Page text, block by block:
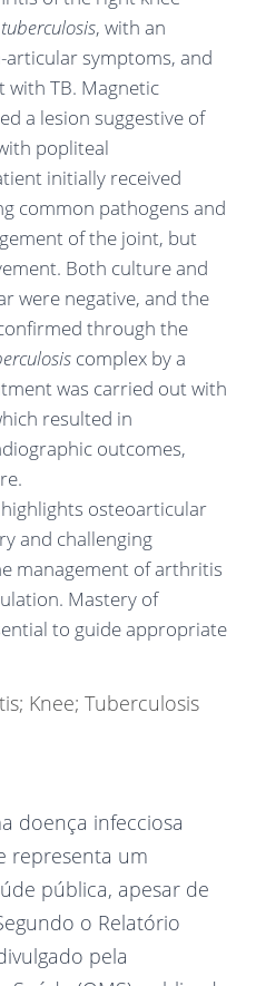
, with an
symptoms, and
TB. Magnetic
a lesion suggestive of
popliteal
initially received
common pathogens and
of the joint, but
Both culture and
were negative, and the
through the
complex by a
was carried out with
resulted in
outcomes,
highlights osteoarticular
and challenging
management of arthritis
Mastery of
to guide appropriate
Knee; Tuberculosis
doença infecciosa
representa um
pública, apesar de
o Relatório
pela